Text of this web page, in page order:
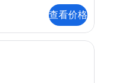
查看价格
、客房内保险箱、笔记本电脑工作区、